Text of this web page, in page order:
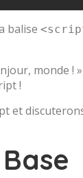
balise
monde ! »
!
et